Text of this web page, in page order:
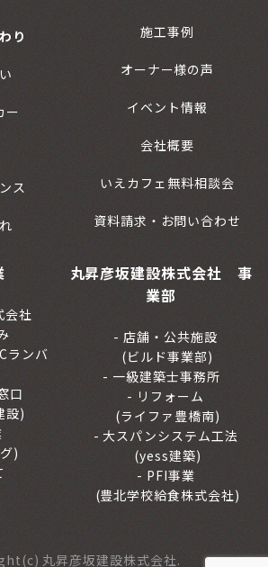
り
ー
ス
施工事例
オーナー様の声
イベント情報
会社概要
いえカフェ無料相談会
資料請求・お問い合わせ
会社
ランバ
口
設)
)
丸昇彦坂建設株式会社 事
業部
店舗・公共施設
(ビルド事業部)
一級建築士事務所
リフォーム
(ライファ豊橋南)
大スパンシステム工法
(yess建築)
PFI事業
(豊北学校給食株式会社)
丸昇彦坂建設株式会社.